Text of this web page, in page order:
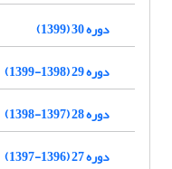
دوره 30 (1399)
دوره 29 (1398-1399)
دوره 28 (1397-1398)
دوره 27 (1396-1397)